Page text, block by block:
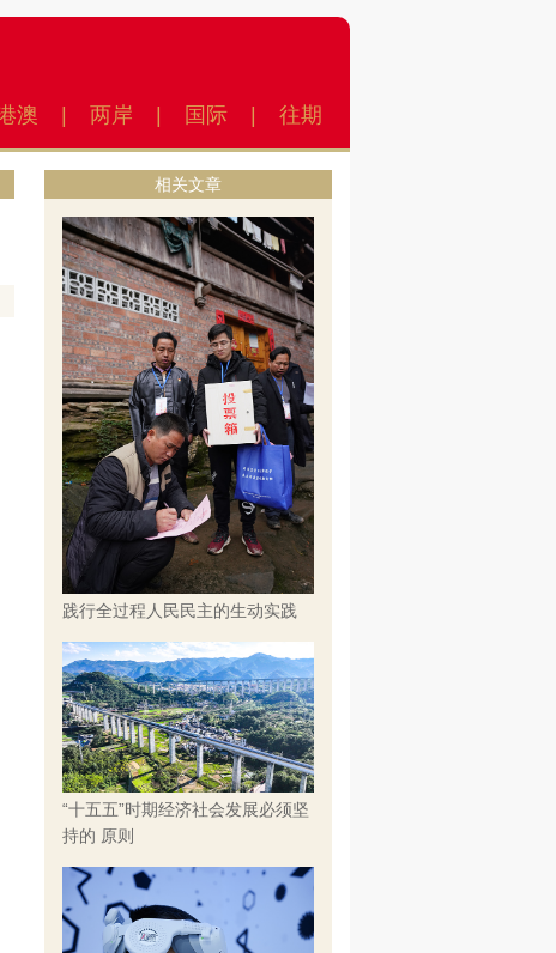
澳 两岸 国际 往期
相关文章
践行全过程人民民主的生动实践
“十五五”时期经济社会发展必须坚
持的 原则